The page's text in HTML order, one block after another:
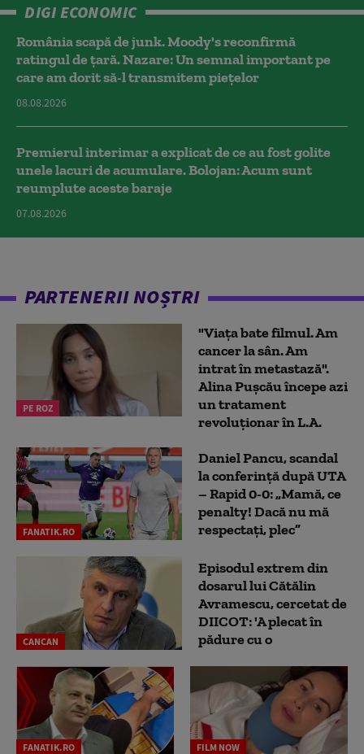
DIGI ECONOMIC
România scapă de junk. Moody's reconfirmă
ratingul de țară. Nazare: Un semnal important pe
care am dorit să-l transmitem piețelor
08.08.2026
Premierul interimar a explicat de ce au fost golite
unele lacuri de acumulare. Bolojan: Acum sunt
reumplute aceste baraje
07.08.2026
PARTENERII NOȘTRI
PE ROZ
"Viața bate filmul. Am
cancer la sân. Am
intrat în metastază".
Alina Pușcău începe azi
un tratament
revoluționar în L.A.
FANATIK.RO
Daniel Pancu, scandal
la conferință după UTA
– Rapid 0-0: „Mamă, ce
penalty! Dacă nu mă
respectați, plec”
CANCAN
Episodul extrem din
dosarul lui Cătălin
Avramescu, cercetat de
DIICOT: 'A plecat în
pădure cu o
FANATIK.RO FILM NOW